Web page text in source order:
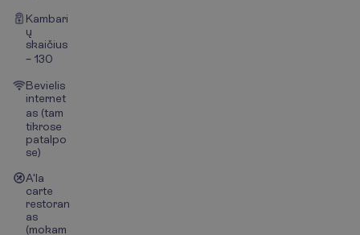
Kambari
ų
skaičius
– 130
Bevielis
internet
as (tam
tikrose
patalpo
se)
A'la
carte
restoran
as
(mokam